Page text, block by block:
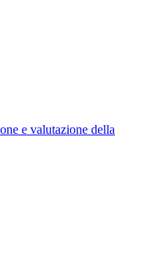
e valutazione della